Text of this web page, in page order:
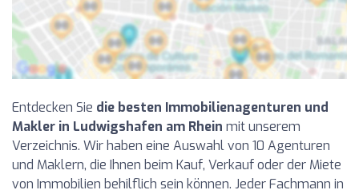
Entdecken Sie die besten Immobilienagenturen und
Makler in Ludwigshafen am Rhein mit unserem
Verzeichnis. Wir haben eine Auswahl von 10 Agenturen
und Maklern, die Ihnen beim Kauf, Verkauf oder der Miete
von Immobilien behilflich sein können. Jeder Fachmann in